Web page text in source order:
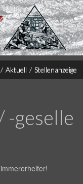
/ Aktuell / Stellenanzeige
-geselle